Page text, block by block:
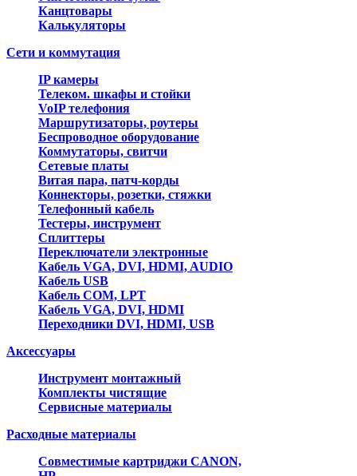
Канцтовары
Калькуляторы
Сети и коммутация
IP камеры
Телеком. шкафы и стойки
VoIP телефония
Маршрутизаторы, роутеры
Беспроводное оборудование
Коммутаторы, свитчи
Сетевые платы
Витая пара, патч-корды
Коннекторы, розетки, стяжки
Телефонный кабель
Тестеры, инструмент
Сплиттеры
Переключатели электронные
Кабель VGA, DVI, HDMI, AUDIO
Кабель USB
Кабель COM, LPT
Кабель VGA, DVI, HDMI
Переходники DVI, HDMI, USB
Аксессуары
Инструмент монтажный
Комплекты чистящие
Сервисные материалы
Расходные материалы
Совместимые картриджи CANON,